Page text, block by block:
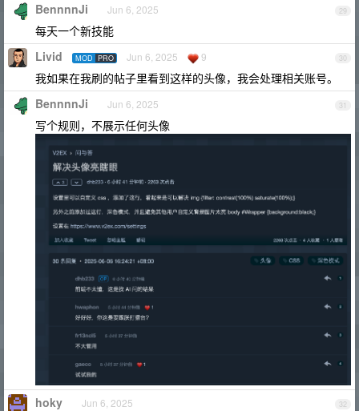
29
BennnnJi Jun 6, 2025
每天一个新技能
30
Livid MOD PRO Jun 6, 2025 9
我如果在我刷的帖子里看到这样的头像，我会处理相关账号。
31
BennnnJi Jun 6, 2025
写个规则，不展示任何头像
32
hoky Jun 6, 2025